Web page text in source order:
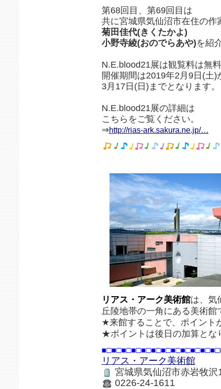
第68回目、第69回目は
共に宮城県気仙沼市在住の作
菊田佳代(きくたかよ)
小野寺綾(おのでらあや)を紹
N.E.blood21展は観覧料は無
開催期間は2019年2月9日(土)
3月17日(日)までとなります
N.E.blood21展の詳細は
こちらをご覧ください。
⇒http://rias-ark.sakura.ne.jp/…
リアス・アーク美術館は、気
丘陵地帯の一角にある美術館
★来館することで、ポイント
★ポイントは後日の加算とな
リアス・アーク美術館
宮城県気仙沼市赤岩牧沢
0226-24-1611